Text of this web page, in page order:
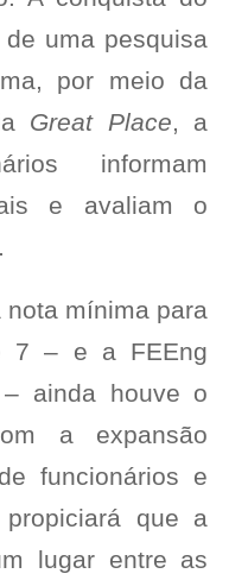
uma pesquisa
por meio da
Great Place, a
informam
e avaliam o
nota mínima para
7 – e a FEEng
ainda houve o
a expansão
funcionários e
que a
lugar entre as